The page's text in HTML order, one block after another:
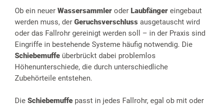
Ob ein neuer Wassersammler oder Laubfänger eingebaut
werden muss, der Geruchsverschluss ausgetauscht wird
oder das Fallrohr gereinigt werden soll – in der Praxis sind
Eingriffe in bestehende Systeme häufig notwendig. Die
Schiebemuffe überbrückt dabei problemlos
Höhenunterschiede, die durch unterschiedliche
Zubehörteile entstehen.
Die Schiebemuffe passt in jedes Fallrohr, egal ob mit oder